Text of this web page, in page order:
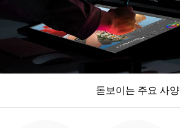
돋보이는 주요 사양